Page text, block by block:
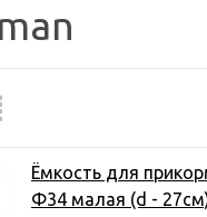
Ёмкость для
Ф34 малая (d -